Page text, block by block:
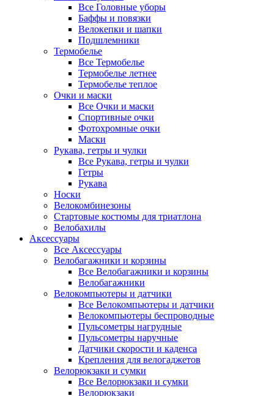
Все Головные уборы
Баффы и повязки
Велокепки и шапки
Подшлемники
Термобелье
Все Термобелье
Термобелье летнее
Термобелье теплое
Очки и маски
Все Очки и маски
Спортивные очки
Фотохромные очки
Маски
Рукава, гетры и чулки
Все Рукава, гетры и чулки
Гетры
Рукава
Носки
Велокомбинезоны
Стартовые костюмы для триатлона
Велобахилы
Аксессуары
Все Аксессуары
Велобагажники и корзины
Все Велобагажники и корзины
Велобагажники
Велокомпьютеры и датчики
Все Велокомпьютеры и датчики
Велокомпьютеры беспроводные
Пульсометры нагрудные
Пульсометры наручные
Датчики скорости и каденса
Крепления для велогаджетов
Велорюкзаки и сумки
Все Велорюкзаки и сумки
Велорюкзаки